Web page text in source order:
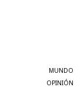
MUNDO
OPINIÓN